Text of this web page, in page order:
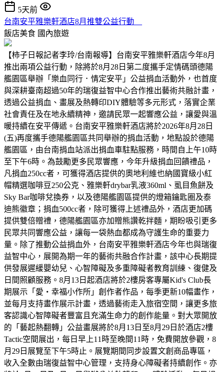
5天前
台南安平雅樂軒酒店8月推雙公益行動
飯店美食 國內旅遊
【柿子日報記者李玲/台南報導】台南安平雅樂軒酒店今年8月
推出兩項公益行動，除將於8月28日第二度攜手定情碼頭德陽
艦園區舉辦「樂血同行．情定安平」公益捐血活動外，也首度
與深耕臺南超過50年的瑞復益智中心合作推出藝術共融計畫，
透過公益捐血、畫展及熱轉印DIY體驗等多元形式，落實企業
社會責任及在地永續精神，邀請民眾一起響應公益，讓愛與溫
暖持續在安平傳遞。台南安平雅樂軒酒店將於2026年8月28日
(五)再度攜手德陽艦園區共同舉辦的捐血活動，地點設於德陽
艦園區，由台南捐血站派出捐血車駐點服務，時間自上午10時
至下午6時。為鼓勵更多民眾響應，今年升級捐血回饋禮品，
凡捐血250cc者，可獲得酒店提供的奧地利維也納國寶級小紅
帽精選咖啡豆250公克、雅樂軒drybar乳液360ml、虱目魚餅及
Sky Bar咖啡兌換券，以及德陽艦園區提供的燈箱鑰匙圈及泰
迪熊徽章；捐血500cc者，除可獲得上述禮品外，酒店更加碼
提供雙倍贈禮，德陽艦園區亦加贈熊讚乾拌麵，期盼吸引更多
民眾共同響應公益，讓每一袋熱血都成為守護生命的重要力
量。除了推動公益捐血外，台南安平雅樂軒酒店今年也與瑞復
益智中心，展開為期一年的藝術共融合作計畫，該中心長期提
供發展遲緩嬰幼兒、心智障礙及多重障礙者教育訓練、復健及
日間照顧服務。8月13日起酒店將於2樓房客專屬Kid's Club長
期展示「愛・幸福小作所」創作者作品，每季更新10幅畫作，
並每月支持畫作展示計畫，透過藝術走入旅宿空間，讓更多旅
客認識心智障礙者豐富且充滿生命力的創作能量。對大眾開放
的「藝起熱翻轉」公益畫展將於8月13日至8月29日於酒店2樓
Tactic空間展出，每日早上11時至晚間11時，免費開放參觀，8
月29日展覽至下午5時止。展覽期間同步設置文創商品專區，
收入全數由瑞復益智中心管理，支持身心障礙者持續創作。亦